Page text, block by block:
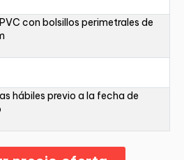
con bolsillos perimetrales de
hábiles previo a la fecha de